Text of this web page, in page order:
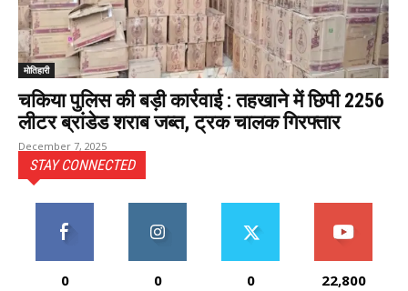
मोतिहारी
चकिया पुलिस की बड़ी कार्रवाई : तहखाने में छिपी 2256
लीटर ब्रांडेड शराब जब्त, ट्रक चालक गिरफ्तार
December 7, 2025
STAY CONNECTED
0 0 0 22,800